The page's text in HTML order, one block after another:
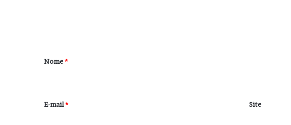
r
*
Nome*
E-mail* Site